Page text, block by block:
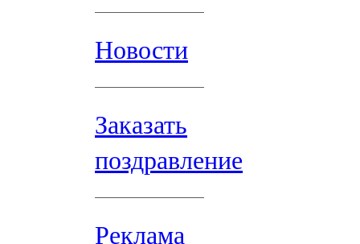
Новости
Заказать
поздравление
Реклама